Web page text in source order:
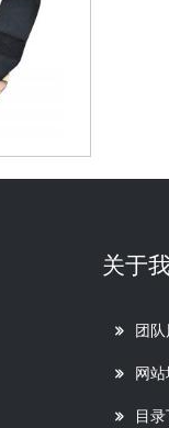
关于
团
网
目